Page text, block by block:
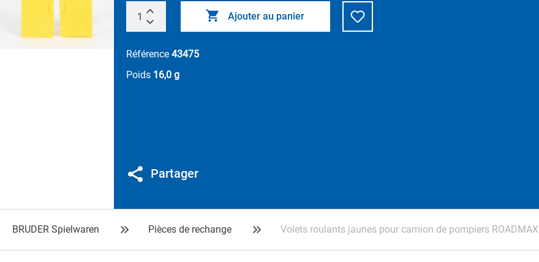
Ajouter au panier
Référence 43475
Poids 16,0 g
Partager
BRUDER Spielwaren Pièces de rechange Volets roulants jaunes pour camion de pompiers ROADMAX